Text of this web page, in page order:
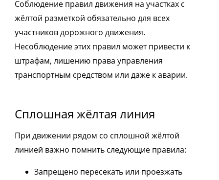
Соблюдение правил движения на участках с
жёлтой разметкой обязательно для всех
участников дорожного движения.
Несоблюдение этих правил может привести к
штрафам, лишению права управления
транспортным средством или даже к аварии.
Сплошная жёлтая линия
При движении рядом со сплошной жёлтой
линией важно помнить следующие правила:
Запрещено пересекать или проезжать